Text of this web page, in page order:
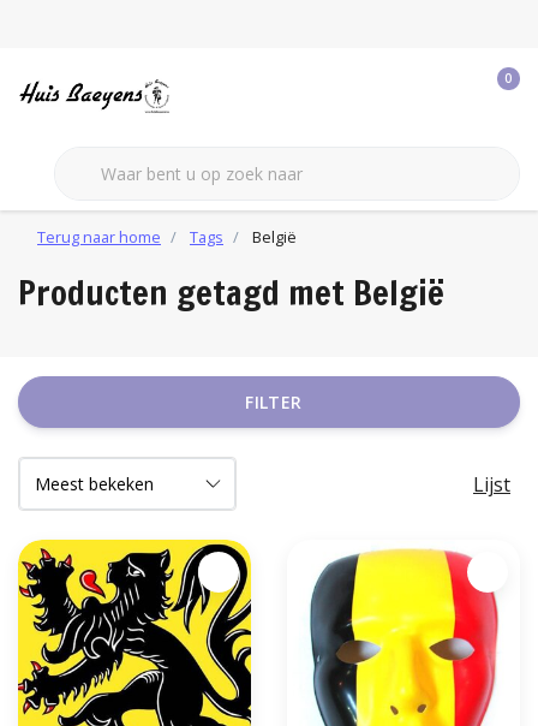
0
Terug naar home Tags België
Producten getagd met België
FILTER
Lijst